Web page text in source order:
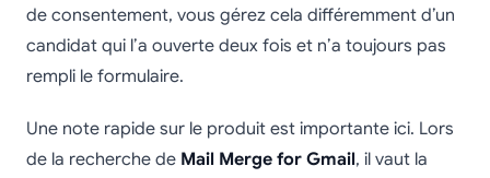
de consentement, vous gérez cela différemment d’un
candidat qui l’a ouverte deux fois et n’a toujours pas
rempli le formulaire.
Une note rapide sur le produit est importante ici. Lors
de la recherche de Mail Merge for Gmail, il vaut la